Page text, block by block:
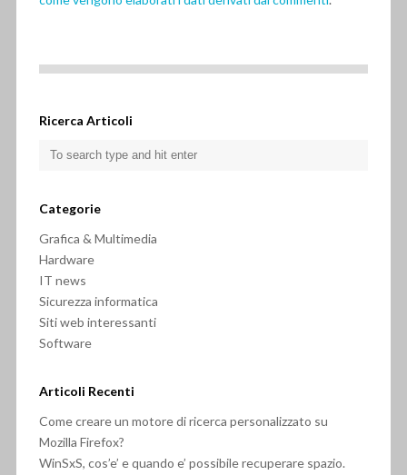
Ricerca Articoli
Categorie
Grafica & Multimedia
Hardware
IT news
Sicurezza informatica
Siti web interessanti
Software
Articoli Recenti
Come creare un motore di ricerca personalizzato su
Mozilla Firefox?
WinSxS, cos’e’ e quando e’ possibile recuperare spazio.